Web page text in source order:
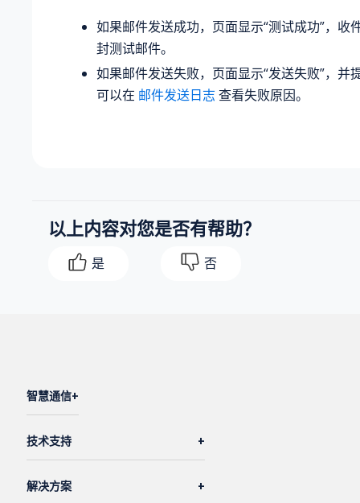
如果邮件发送成功，页面显示“测试成功”，收
封测试邮件。
如果邮件发送失败，页面显示“发送失败”，并
可以在 邮件发送日志查看失败原因。
以上内容对您是否有帮助？
是 否
智慧通信
技术支持
解决方案